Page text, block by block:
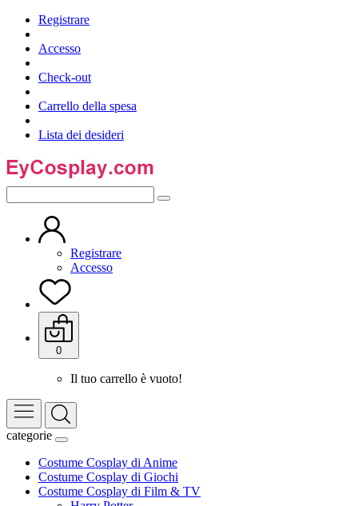
Registrare
Accesso
Check-out
Carrello della spesa
Lista dei desideri
Registrare
Accesso
0
Il tuo carrello è vuoto!
categorie
Costume Cosplay di Anime
Costume Cosplay di Giochi
Costume Cosplay di Film & TV